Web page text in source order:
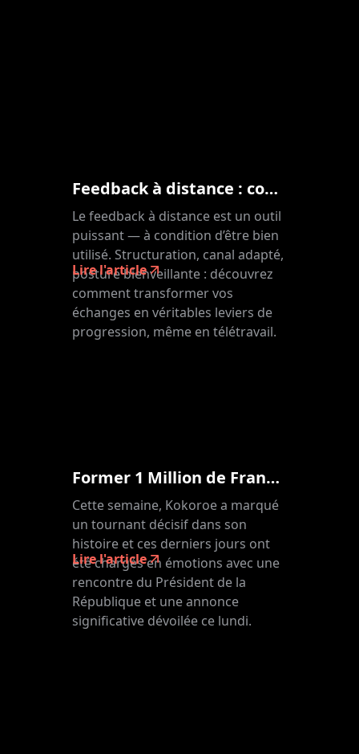
Feedback à distance : comment en faire un levier d'engagement
Le feedback à distance est un outil
puissant — à condition d’être bien
utilisé. Structuration, canal adapté,
posture bienveillante : découvrez
comment transformer vos
échanges en véritables leviers de
progression, même en télétravail.
Lire l'article
Former 1 Million de Français aux IA génératives
Cette semaine, Kokoroe a marqué
un tournant décisif dans son
histoire et ces derniers jours ont
été chargés en émotions avec une
rencontre du Président de la
République et une annonce
significative dévoilée ce lundi.
Lire l'article